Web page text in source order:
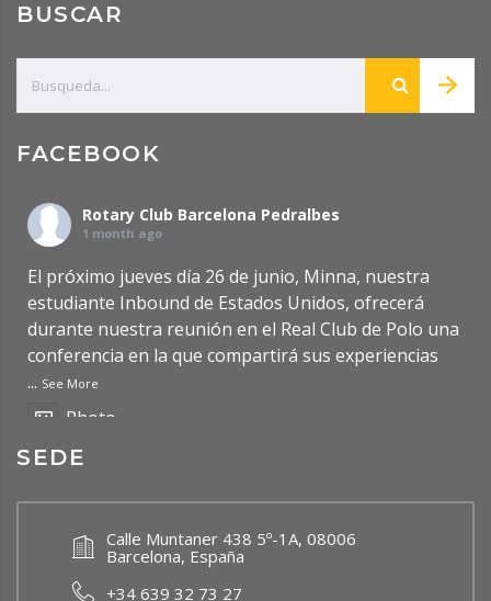
BUSCAR
FACEBOOK
Rotary Club Barcelona Pedralbes
1 month ago
El próximo jueves día 26 de junio, Minna, nuestra
estudiante Inbound de Estados Unidos, ofrecerá
durante nuestra reunión en el Real Club de Polo una
conferencia en la que compartirá sus experiencias
... See More
Photo
Ver en Facebook
2 months ago
Updated Post: Premio de Investigación de
SEDE
Calle Muntaner 438 5º-1A, 08006
Barcelona, España
+34 639 32 73 27